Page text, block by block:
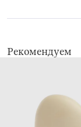
Теплая маска:
Рекомендуем